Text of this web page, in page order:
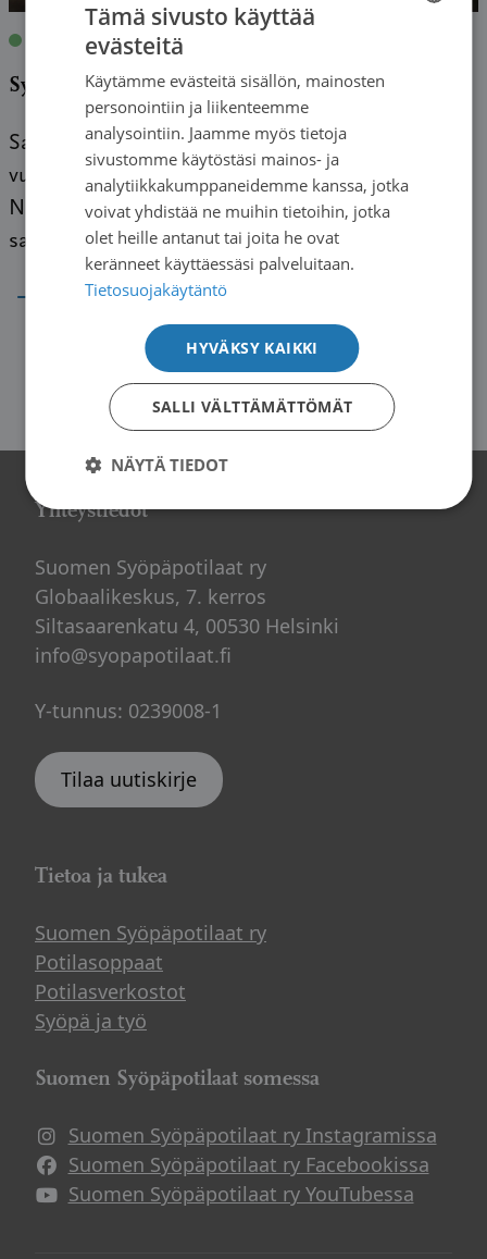
17.03.2023| Veera Dolk-Linna
Syöpä vaikuttaa äitiyteen ja psyykeeseen
Sairastuin levinneeseen suolistosyöpään 36-
vuotiaana, neljän alle kouluikäisen lapsen äitinä.
Nuorin lapsemme oli tuolloin puolivuotias. Sain
sairaalassa erittäin hyvää hoitoa ja tunsin, että […]
→
Yhteystiedot
Suomen Syöpäpotilaat ry
Globaalikeskus, 7. kerros
Siltasaarenkatu 4, 00530 Helsinki
info@syopapotilaat.fi
Y-tunnus: 0239008-1
Tilaa uutiskirje
Tietoa ja tukea
Suomen Syöpäpotilaat ry
Potilasoppaat
Potilasverkostot
Syöpä ja työ
Suomen Syöpäpotilaat somessa
Suomen Syöpäpotilaat ry Instagramissa
Suomen Syöpäpotilaat ry Facebookissa
Suomen Syöpäpotilaat ry YouTubessa
SWEDISH
Tämä sivusto käyttää
evästeitä
Käytämme evästeitä sisällön, mainosten
personointiin ja liikenteemme
analysointiin. Jaamme myös tietoja
sivustomme käytöstäsi mainos- ja
analytiikkakumppaneidemme kanssa, jotka
voivat yhdistää ne muihin tietoihin, jotka
olet heille antanut tai joita he ovat
keränneet käyttäessäsi palveluitaan.
Tietosuojakäytäntö
HYVÄKSY KAIKKI
SALLI VÄLTTÄMÄTTÖMÄT
NÄYTÄ TIEDOT